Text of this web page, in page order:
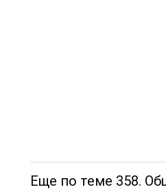
Еще по теме 358.